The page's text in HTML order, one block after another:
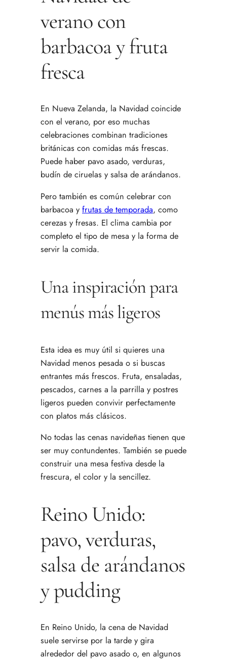
verano con
barbacoa y fruta
fresca
En Nueva Zelanda, la Navidad coincide
con el verano, por eso muchas
celebraciones combinan tradiciones
británicas con comidas más frescas.
Puede haber pavo asado, verduras,
budín de ciruelas y salsa de arándanos.
Pero también es común celebrar con
barbacoa y frutas de temporada, como
cerezas y fresas. El clima cambia por
completo el tipo de mesa y la forma de
servir la comida.
Una inspiración para
menús más ligeros
Esta idea es muy útil si quieres una
Navidad menos pesada o si buscas
entrantes más frescos. Fruta, ensaladas,
pescados, carnes a la parrilla y postres
ligeros pueden convivir perfectamente
con platos más clásicos.
No todas las cenas navideñas tienen que
ser muy contundentes. También se puede
construir una mesa festiva desde la
frescura, el color y la sencillez.
Reino Unido:
pavo, verduras,
salsa de arándanos
y pudding
En Reino Unido, la cena de Navidad
suele servirse por la tarde y gira
alrededor del pavo asado o, en algunos